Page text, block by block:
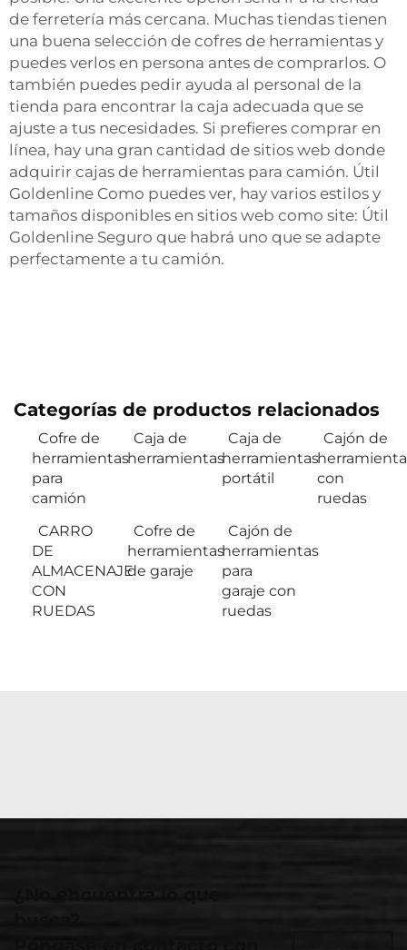
de ferretería más cercana. Muchas tiendas tienen
una buena selección de cofres de herramientas y
puedes verlos en persona antes de comprarlos. O
también puedes pedir ayuda al personal de la
tienda para encontrar la caja adecuada que se
ajuste a tus necesidades. Si prefieres comprar en
línea, hay una gran cantidad de sitios web donde
adquirir cajas de herramientas para camión. Útil
Goldenline Como puedes ver, hay varios estilos y
tamaños disponibles en sitios web como site: Útil
Goldenline Seguro que habrá uno que se adapte
perfectamente a tu camión.
Categorías de productos relacionados
Cofre de
herramientas
para
camión
Caja de
herramientas
Caja de
herramientas
portátil
Cajón de
con
ruedas
CARRO
DE
ALMACENAJE
CON
RUEDAS
Cofre de
herramientas
de garaje
Cajón de
herramientas
para
garaje con
ruedas